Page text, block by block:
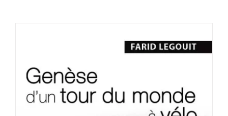
Contact
Mon compte